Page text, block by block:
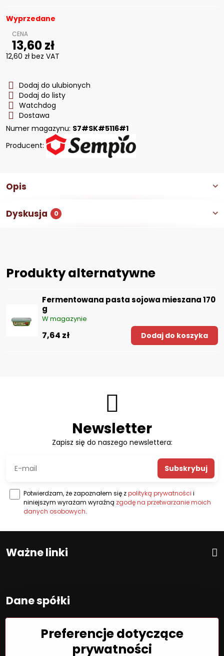
Wyprzedane
13,60 zł
12,60 zł bez VAT
Dodaj do ulubionych
Dodaj do listy
Watchdog
Dostawa
Numer magazynu: S7#SK#5116#1
Producent:
Opis
Dyskusja 0
Produkty alternatywne
Fermentowana pasta sojowa mieszana 170
g
W magazynie
7,64 zł Dodaj do koszyka
Newsletter
Zapisz się do naszego newslettera:
Subskrybuj
Potwierdzam, że zapoznałem się zpolityką prywatności i
niniejszym wyrażam wyraźną zgodę na przetwarzanie moich
danych osobowych.
Ważne linki
Dane spółki
S O F T E L spol. s r. o.
00692468
2020450333
SK202045333
Preferencje dotyczące
prywatności